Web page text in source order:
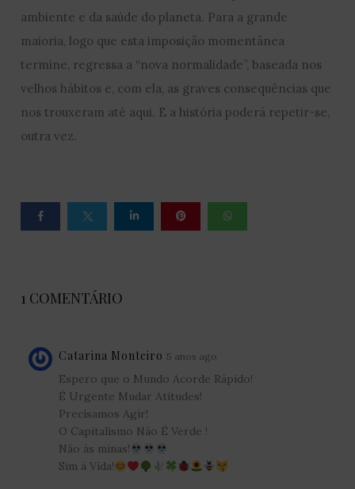
ambiente e da saúde do planeta. Para a grande
maioria, logo que esta imposição momentânea
termine, regressa a “nova normalidade”, baseada nos
velhos hábitos e, com ela, as graves consequências que
nos trouxeram até aqui. E a história poderá repetir-se,
outra vez.
1 COMENTÁRIO
Catarina Monteiro 5 anos ago
Espero que o Mundo Acorde Rápido!
É Urgente Mudar Atitudes!
Precisamos Agir!
O Capitalismo Não É Verde !
Não às minas!
Sim à Vida!